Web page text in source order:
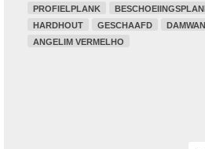
PROFIELPLANK
HARDHOUT
GESCHAAFD
ANGELIM VERMELHO